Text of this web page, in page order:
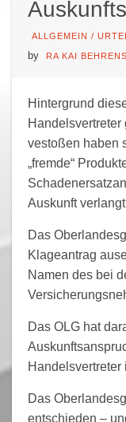
ALLGEMEIN /
by
RA KAI BEHRENS
Hintergrund
vestoßen haben
„fremde“
Auskunft
Das
Klageantrag
Namen des bei
Das OLG hat
Handelsvertreter
Das
entschieden –